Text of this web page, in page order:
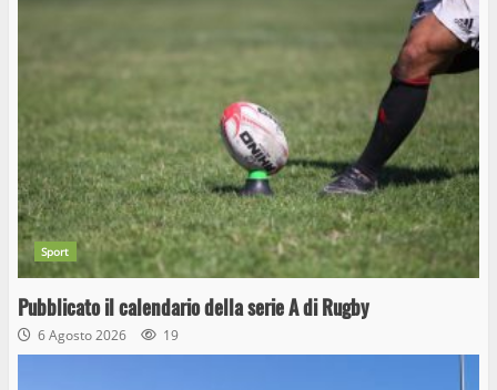
Sport
Pubblicato il calendario della serie A di Rugby
6 Agosto 2026 19